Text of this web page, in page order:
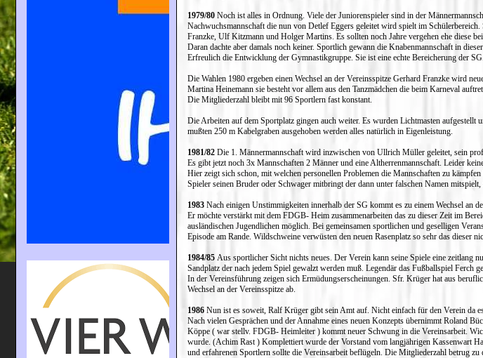
1979/80 Noch ist alles in Ordnung. Viele der Juniorenspieler sind in der
Nachwuchsmannschaft die nun von Detlef Eggers geleitet wird spielt im
Franzke, Ulf Kitzmann und Holger Martins. Es sollten noch Jahre vergehen ehe diese
Daran dachte aber damals noch keiner. Sportlich gewann die Knabenmannschaft in
Erfreulich die Entwicklung der Gymnastikgruppe. Sie ist eine echte Bereicherung der
Die Wahlen 1980 ergeben einen Wechsel an der Vereinsspitze Gerhard Franzke wird
Martina Heinemann sie besteht vor allem aus den Tanzmädchen die beim Karneval
Die Mitgliederzahl bleibt mit 96 Sportlern fast konstant.
Die Arbeiten auf dem Sportplatz gingen auch weiter. Es wurden Lichtmasten
mußten 250 m Kabelgraben ausgehoben werden alles natürlich in Eigenleistung.
1981/82 Die 1. Männermannschaft wird inzwischen von Ullrich Müller geleitet, sein
Es gibt jetzt noch 3x Mannschaften 2 Männer und eine Altherrenmannschaft. Leider
Hier zeigt sich schon, mit welchen personellen Problemen die Mannschaften zu
Spieler seinen Bruder oder Schwager mitbringt der dann unter falschen Namen
1983 Nach einigen Unstimmigkeiten innerhalb der SG kommt es zu einem Wechsel an
Er möchte verstärkt mit dem FDGB- Heim zusammenarbeiten das zu dieser Zeit im
ausländischen Jugendlichen möglich. Bei gemeinsamen sportlichen und geselligen
Episode am Rande. Wildschweine verwüsten den neuen Rasenplatz so sehr das dieser
1984/85 Aus sportlicher Sicht nichts neues. Der Verein kann seine Spiele eine zeitlang
Sandplatz der nach jedem Spiel gewalzt werden muß. Legendär das Fußballspiel Ferch
In der Vereinsführung zeigen sich Ermüdungserscheinungen. Sfr. Krüger hat aus
Wechsel an der Vereinsspitze ab.
1986 Nun ist es soweit, Ralf Krüger gibt sein Amt auf. Nicht einfach für den Verein da
Nach vielen Gesprächen und der Annahme eines neuen Konzepts übernimmt Roland
Köppe ( war stellv. FDGB- Heimleiter ) kommt neuer Schwung in die Vereinsarbeit.
wurde. (Achim Rast ) Komplettiert wurde der Vorstand vom langjährigen Kassenwart
und erfahrenen Sportlern sollte die Vereinsarbeit beflügeln. Die Mitgliederzahl betrug